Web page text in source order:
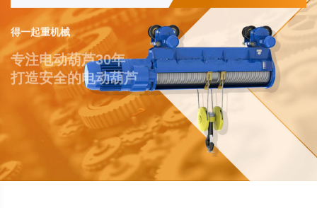
得一起重机械
专注电动葫芦30年
打造安全的电动葫芦
Read More